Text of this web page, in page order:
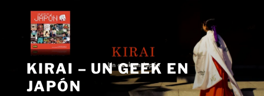
contenido
KIRAI – UN GEEK EN
JAPÓN